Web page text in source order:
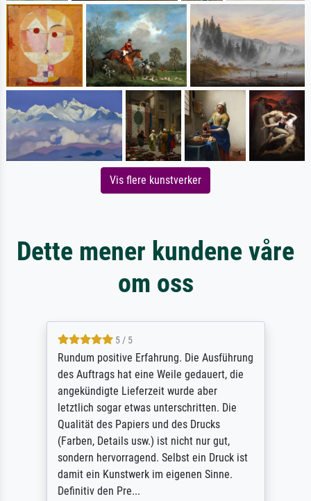
Vis flere kunstverker
Dette mener kundene våre
om oss
5 / 5
Rundum positive Erfahrung. Die Ausführung
des Auftrags hat eine Weile gedauert, die
angekündigte Lieferzeit wurde aber
letztlich sogar etwas unterschritten. Die
Qualität des Papiers und des Drucks
(Farben, Details usw.) ist nicht nur gut,
sondern hervorragend. Selbst ein Druck ist
damit ein Kunstwerk im eigenen Sinne.
Definitiv den Pre...